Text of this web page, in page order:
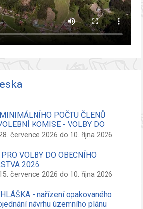
POČTU ČLENŮ
KOMISE - VOLBY DO
OBCE
července 2026 do 10. října 2026
VOLBY DO OBECNÍHO
2026
července 2026 do 10. října 2026
- nařízení opakovaného
návrhu územního plánu